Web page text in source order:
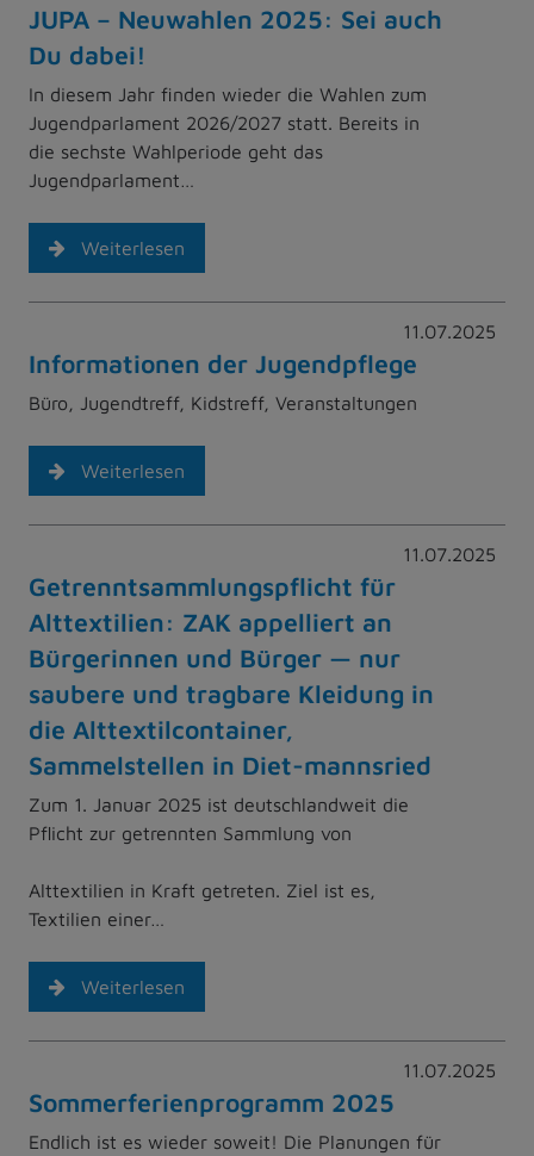
JUPA – Neuwahlen 2025: Sei auch
Du dabei!
In diesem Jahr finden wieder die Wahlen zum
Jugendparlament 2026/2027 statt. Bereits in
die sechste Wahlperiode geht das
Jugendparlament…
Weiterlesen
11.07.2025
Informationen der Jugendpflege
Büro, Jugendtreff, Kidstreff, Veranstaltungen
Weiterlesen
11.07.2025
Getrenntsammlungspflicht für
Alttextilien: ZAK appelliert an
Bürgerinnen und Bürger — nur
saubere und tragbare Kleidung in
die Alttextilcontainer,
Sammelstellen in Diet-mannsried
Zum 1. Januar 2025 ist deutschlandweit die
Pflicht zur getrennten Sammlung von
Alttextilien in Kraft getreten. Ziel ist es,
Textilien einer…
Weiterlesen
11.07.2025
Sommerferienprogramm 2025
Endlich ist es wieder soweit! Die Planungen für